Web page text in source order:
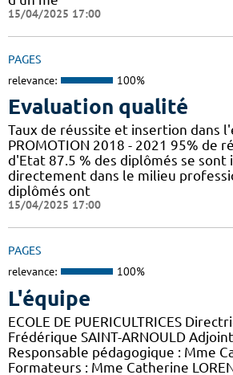
15/04/2025 17:00
PAGES
relevance: 100%
Evaluation qualité
Taux de réussite et insertion dans
PROMOTION 2018 - 2021 95% de
d'Etat 87.5 % des diplômés se sont
directement dans le milieu
diplômés ont
15/04/2025 17:00
PAGES
relevance: 100%
L'équipe
ECOLE DE PUERICULTRICES
Frédérique SAINT-ARNOULD
Responsable pédagogique : Mme
Formateurs : Mme Catherine